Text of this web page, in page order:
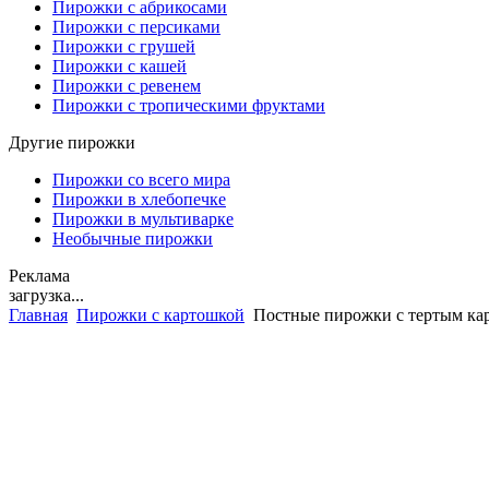
Пирожки с абрикосами
Пирожки с персиками
Пирожки с грушей
Пирожки с кашей
Пирожки с ревенем
Пирожки с тропическими фруктами
Другие пирожки
Пирожки со всего мира
Пирожки в хлебопечке
Пирожки в мультиварке
Необычные пирожки
Реклама
загрузка...
Главная Пирожки с картошкой Постные пирожки с тертым